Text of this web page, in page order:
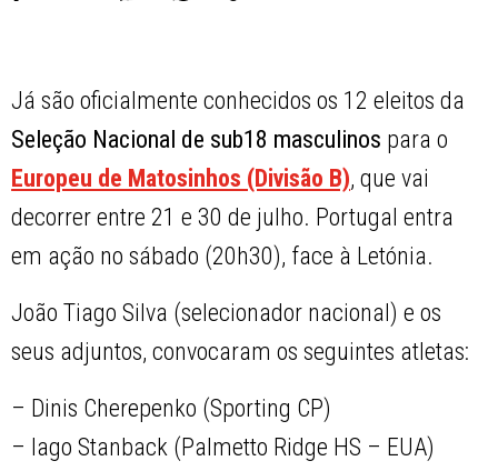
Já são oficialmente conhecidos os 12 eleitos da
Seleção Nacional de sub18 masculinos para o
Europeu de Matosinhos (Divisão B), que vai
decorrer entre 21 e 30 de julho. Portugal entra
em ação no sábado (20h30), face à Letónia.
João Tiago Silva (selecionador nacional) e os
seus adjuntos, convocaram os seguintes atletas:
– Dinis Cherepenko (Sporting CP)
– Iago Stanback (Palmetto Ridge HS – EUA)